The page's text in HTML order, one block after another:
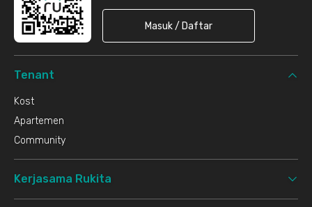
Masuk / Daftar
Tenant
Kost
Apartemen
Community
Kerjasama Rukita